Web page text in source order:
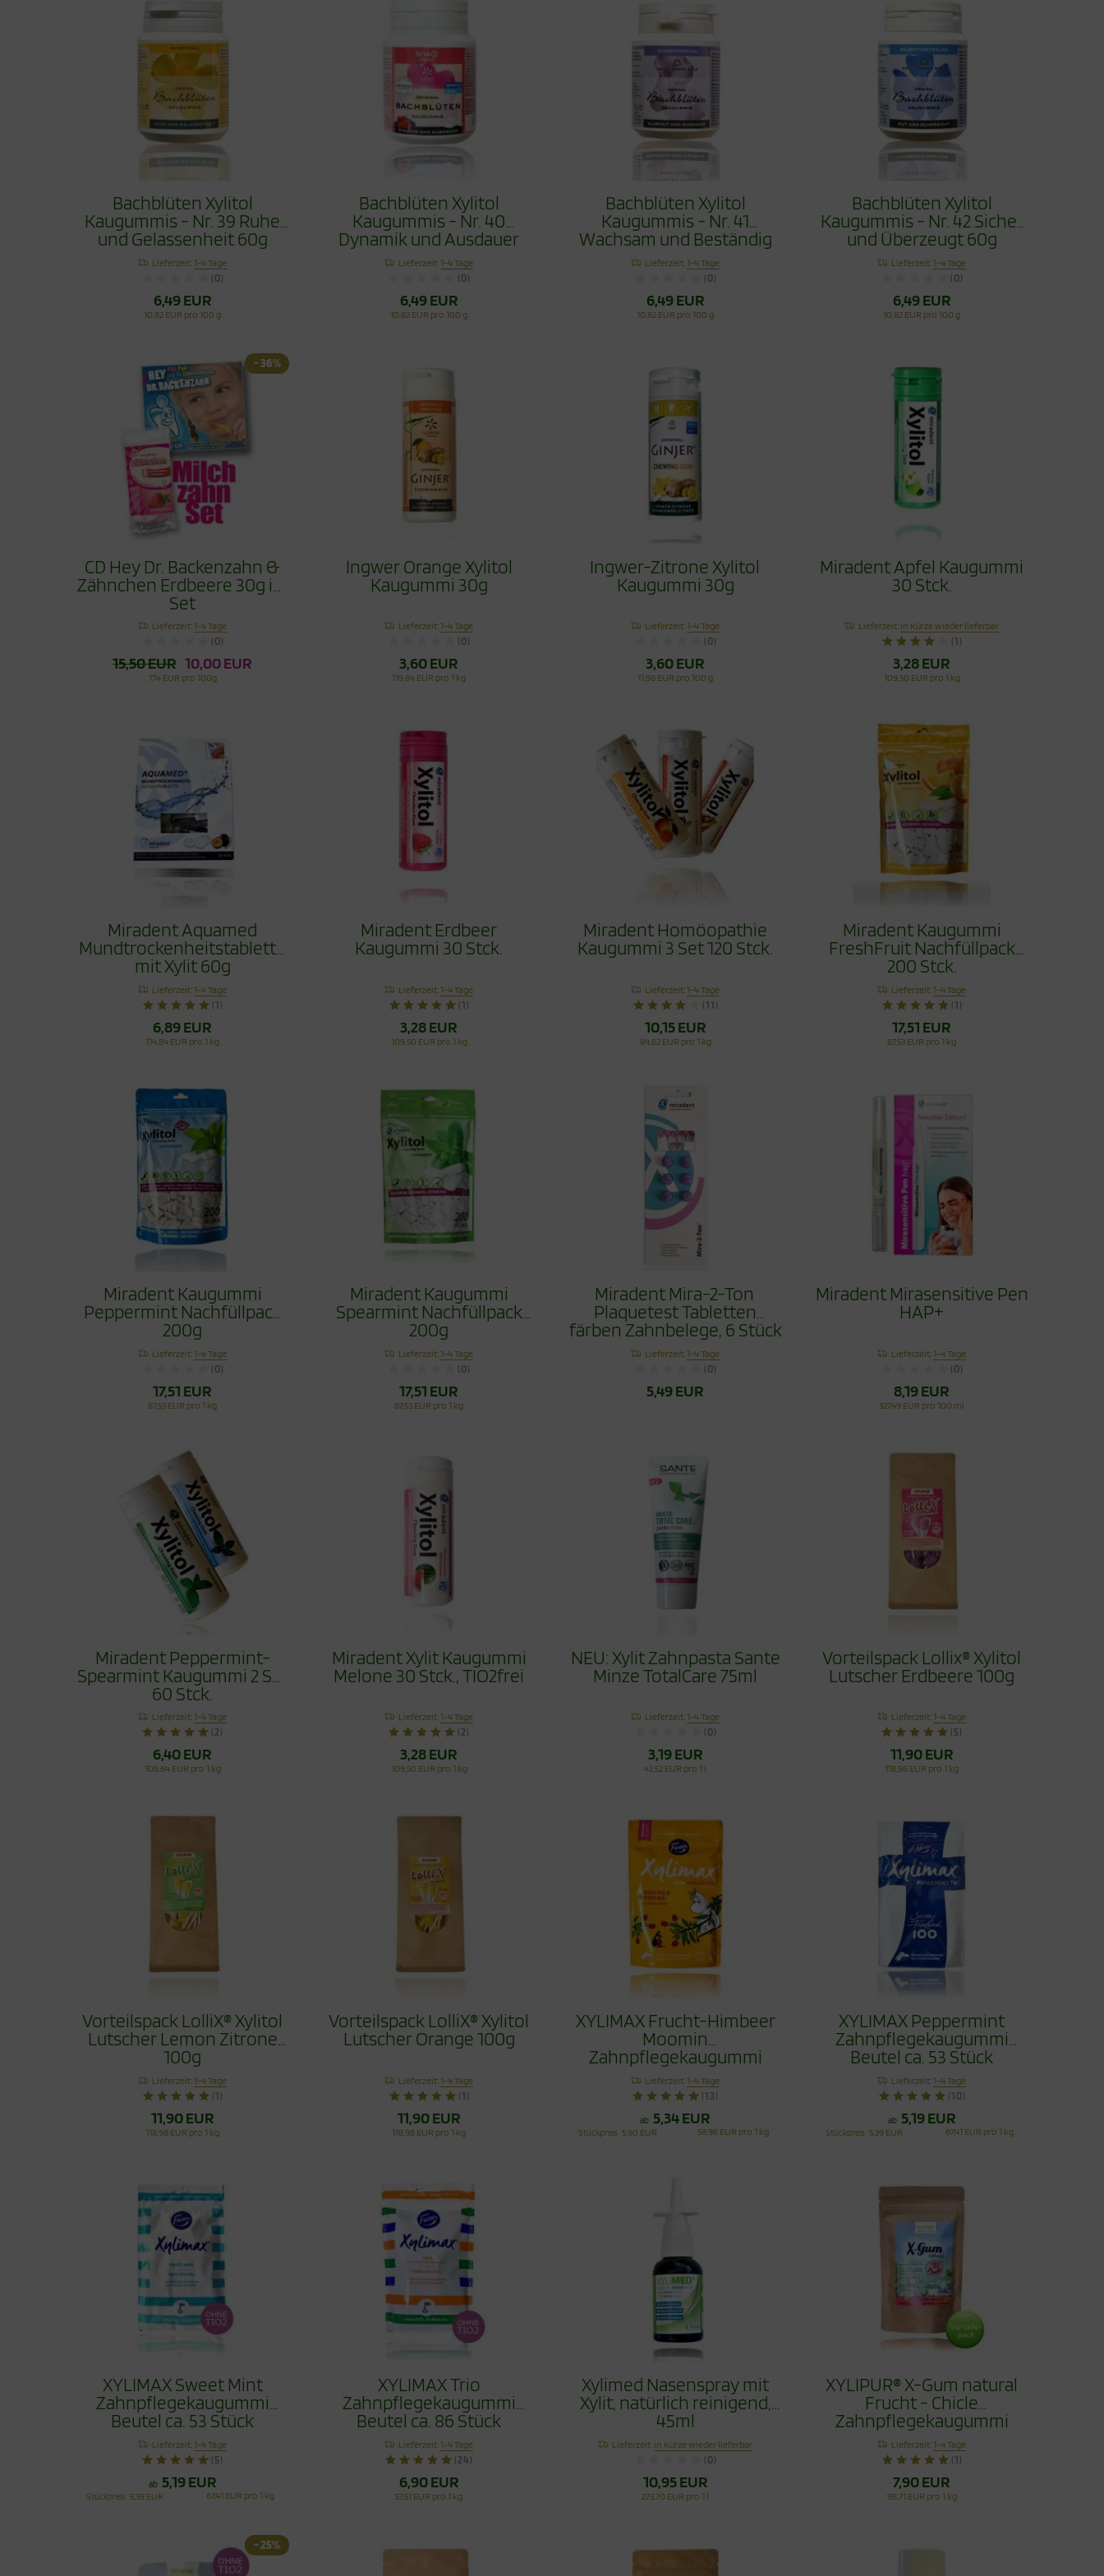
Bachblüten Xylitol
Kaugummis - Nr. 39 Ruhe
und Gelassenheit 60g
Lieferzeit:1-4 Tage
(0)
6,49 EUR
10,82 EUR pro 100 g
Bachblüten Xylitol
Kaugummis - Nr. 40
Dynamik und Ausdauer
60g
Lieferzeit:1-4 Tage
(0)
6,49 EUR
10,82 EUR pro 100 g
Bachblüten Xylitol
Kaugummis - Nr. 41
Wachsam und Beständig
60g
Lieferzeit:1-4 Tage
(0)
6,49 EUR
10,82 EUR pro 100 g
Bachblüten Xylitol
Kaugummis - Nr. 42 Sicher
und Überzeugt 60g
Lieferzeit:1-4 Tage
(0)
6,49 EUR
10,82 EUR pro 100 g
CD Hey Dr. Backenzahn &
Zähnchen Erdbeere 30g im
Set
Lieferzeit:1-4 Tage
(0)
15,50 EUR 10,00 EUR
- 36%
7,14 EUR pro 100g
Ingwer Orange Xylitol
Kaugummi 30g
Lieferzeit:1-4 Tage
(0)
3,60 EUR
119,84 EUR pro 1 kg
Ingwer-Zitrone Xylitol
Kaugummi 30g
Lieferzeit:1-4 Tage
(0)
3,60 EUR
11,98 EUR pro 100 g
Miradent Apfel Kaugummi
30 Stck.
Lieferzeit: in Kürze wieder lieferbar
(1)
3,28 EUR
109,50 EUR pro 1 kg
Miradent Aquamed
Mundtrockenheitstablette
mit Xylit 60g
Lieferzeit:1-4 Tage
(1)
6,89 EUR
114,84 EUR pro 1 kg
Miradent Erdbeer
Kaugummi 30 Stck.
Lieferzeit:1-4 Tage
(1)
3,28 EUR
109,50 EUR pro 1 kg
Miradent Homöopathie
Kaugummi 3 Set 120 Stck.
Lieferzeit:1-4 Tage
(11)
10,15 EUR
84,62 EUR pro 1 kg
Miradent Kaugummi
FreshFruit Nachfüllpack
200 Stck.
Lieferzeit:1-4 Tage
(1)
17,51 EUR
87,53 EUR pro 1 kg
Miradent Kaugummi
Peppermint Nachfüllpack
200g
Lieferzeit:1-4 Tage
(0)
17,51 EUR
87,53 EUR pro 1 kg
Miradent Kaugummi
Spearmint Nachfüllpack
200g
Lieferzeit:1-4 Tage
(0)
17,51 EUR
87,53 EUR pro 1 kg
Miradent Mira-2-Ton
Plaquetest Tabletten
färben Zahnbelege, 6 Stück
Lieferzeit:1-4 Tage
(0)
5,49 EUR
Miradent Mirasensitive Pen
HAP+
Lieferzeit:1-4 Tage
(0)
8,19 EUR
327,49 EUR pro 100 ml
Miradent Peppermint-
Spearmint Kaugummi 2 Set
60 Stck.
Lieferzeit:1-4 Tage
(2)
6,40 EUR
106,64 EUR pro 1 kg
Miradent Xylit Kaugummi
Melone 30 Stck., TIO2frei
Lieferzeit:1-4 Tage
(2)
3,28 EUR
109,50 EUR pro 1 kg
NEU: Xylit Zahnpasta Sante
Minze TotalCare 75ml
Lieferzeit:1-4 Tage
(0)
3,19 EUR
42,52 EUR pro 1 l
Vorteilspack Lollix® Xylitol
Lutscher Erdbeere 100g
Lieferzeit:1-4 Tage
(5)
11,90 EUR
118,98 EUR pro 1 kg
Vorteilspack LolliX® Xylitol
Lutscher Lemon Zitrone
100g
Lieferzeit:1-4 Tage
(1)
11,90 EUR
118,98 EUR pro 1 kg
Vorteilspack LolliX® Xylitol
Lutscher Orange 100g
Lieferzeit:1-4 Tage
(1)
11,90 EUR
118,98 EUR pro 1 kg
XYLIMAX Frucht-Himbeer
Moomin
Zahnpflegekaugummi
100g
Lieferzeit:1-4 Tage
(13)
ab 5,34 EUR
Stückpreis 5,90 EUR 58,96 EUR pro 1 kg
XYLIMAX Peppermint
Zahnpflegekaugummi
Beutel ca. 53 Stück
Lieferzeit:1-4 Tage
(10)
ab 5,19 EUR
Stückpreis 5,39 EUR 67,41 EUR pro 1 kg
XYLIMAX Sweet Mint
Zahnpflegekaugummi
Beutel ca. 53 Stück
Lieferzeit:1-4 Tage
(5)
ab 5,19 EUR
Stückpreis 5,39 EUR 67,41 EUR pro 1 kg
XYLIMAX Trio
Zahnpflegekaugummi
Beutel ca. 86 Stück
Lieferzeit:1-4 Tage
(24)
6,90 EUR
57,51 EUR pro 1 kg
Xylimed Nasenspray mit
Xylit, natürlich reinigend,
45ml
Lieferzeit: in Kürze wieder lieferbar
(0)
10,95 EUR
273,70 EUR pro 1 l
XYLIPUR® X-Gum natural
Frucht - Chicle
Zahnpflegekaugummi
Vorteilspack 80g
Lieferzeit:1-4 Tage
(1)
7,90 EUR
98,71 EUR pro 1 kg
- 25%